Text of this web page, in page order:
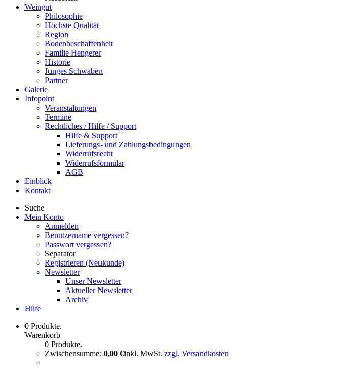
Weingut
Philosophie
Höchste Qualität
Region
Bodenbeschaffenheit
Familie Hengerer
Historie
Junges Schwaben
Partner
Galerie
Infopoint
Veranstaltungen
Termine
Rechtliches / Hilfe / Support
Hilfe & Support
Lieferungs- und Zahlungsbedingungen
Widerrufsrecht
Widerrufsformular
AGB
Einblick
Kontakt
Suche
Mein Konto
Anmelden
Benutzername vergessen?
Passwort vergessen?
Separator
Registrieren (Neukunde)
Newsletter
Unser Newsletter
Aktueller Newsletter
Archiv
Hilfe
0 Produkte.
Warenkorb
0 Produkte.
Zwischensumme: 0,00 €inkl. MwSt. zzgl. Versandkosten